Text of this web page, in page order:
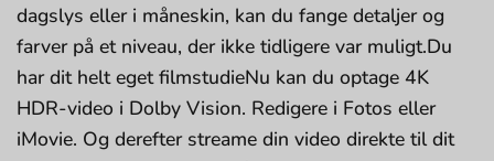
dagslys eller i måneskin, kan du fange detaljer og
farver på et niveau, der ikke tidligere var muligt.Du
har dit helt eget filmstudieNu kan du optage 4K
HDR-video i Dolby Vision. Redigere i Fotos eller
iMovie. Og derefter streame din video direkte til dit